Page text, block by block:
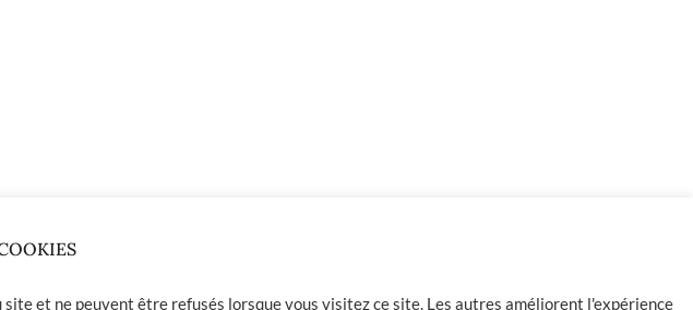
et ne peuvent être refusés lorsque vous visitez ce site. Les autres améliorent l'expérience